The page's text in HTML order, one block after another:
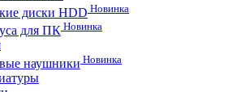
диски HDD Новинка
для ПК Новинка
наушники Новинка